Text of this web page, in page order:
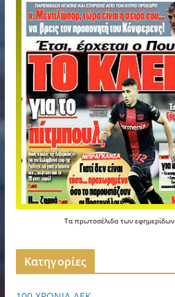
Ταπρωτοσέλιδατωνεφημερίδων
Kατηγορίες